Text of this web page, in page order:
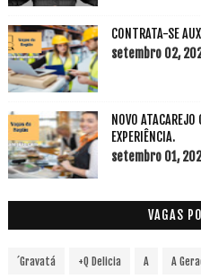
CONTRATA-SE
setembro 02,
NOVO
EXPERIÊNCIA.
setembro 01,
VAGAS
´Gravatá +Q Delicia A A